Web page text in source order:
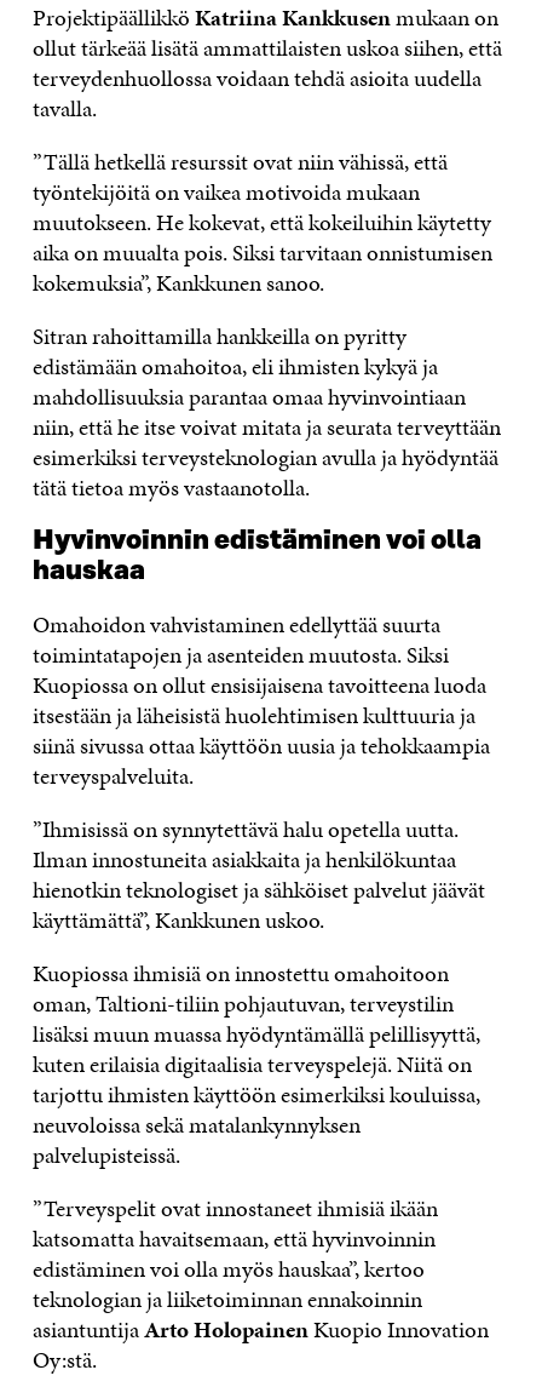
ProjektipäällikköKatriina Kankkusenmukaan on
ollut tärkeää lisätä ammattilaisten uskoa siihen, että
terveydenhuollossa voidaan tehdä asioita uudella
tavalla.
”Tällä hetkellä resurssit ovat niin vähissä, että
työntekijöitä on vaikea motivoida mukaan
muutokseen. He kokevat, että kokeiluihin käytetty
aika on muualta pois. Siksi tarvitaan onnistumisen
kokemuksia”, Kankkunen sanoo.
Sitran rahoittamilla hankkeilla on pyritty
edistämään omahoitoa, eli ihmisten kykyä ja
mahdollisuuksia parantaa omaa hyvinvointiaan
niin, että he itse voivat mitata ja seurata terveyttään
esimerkiksi terveysteknologian avulla ja hyödyntää
tätä tietoa myös vastaanotolla.
Hyvinvoinnin edistäminen voi olla
hauskaa
Omahoidon vahvistaminen edellyttää suurta
toimintatapojen ja asenteiden muutosta. Siksi
Kuopiossa on ollut ensisijaisena tavoitteena luoda
itsestään ja läheisistä huolehtimisen kulttuuria ja
siinä sivussa ottaa käyttöön uusia ja tehokkaampia
terveyspalveluita.
”Ihmisissä on synnytettävä halu opetella uutta.
Ilman innostuneita asiakkaita ja henkilökuntaa
hienotkin teknologiset ja sähköiset palvelut jäävät
käyttämättä”, Kankkunen uskoo.
Kuopiossa ihmisiä on innostettu omahoitoon
oman, Taltioni-tiliin pohjautuvan, terveystilin
lisäksi muun muassa hyödyntämällä pelillisyyttä,
kuten erilaisia digitaalisia terveyspelejä. Niitä on
tarjottu ihmisten käyttöön esimerkiksi kouluissa,
neuvoloissa sekä matalankynnyksen
palvelupisteissä.
”Terveyspelit ovat innostaneet ihmisiä ikään
katsomatta havaitsemaan, että hyvinvoinnin
edistäminen voi olla myös hauskaa”, kertoo
teknologian ja liiketoiminnan ennakoinnin
asiantuntijaArto HolopainenKuopio Innovation
Oy:stä.